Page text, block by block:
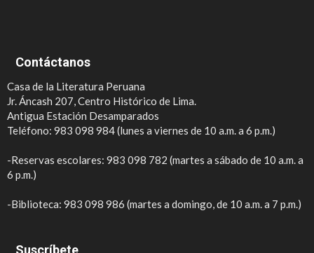
Contáctanos
Casa de la Literatura Peruana
Jr. Áncash 207, Centro Histórico de Lima.
Antigua Estación Desamparados
Teléfono: 983 098 984 (lunes a viernes de 10 a.m. a 6 p.m.)
-Reservas escolares: 983 098 782 (martes a sábado de 10 a.m. a
6 p.m.)
-Biblioteca: 983 098 986 (martes a domingo, de 10 a.m. a 7 p.m.)
Suscríbete